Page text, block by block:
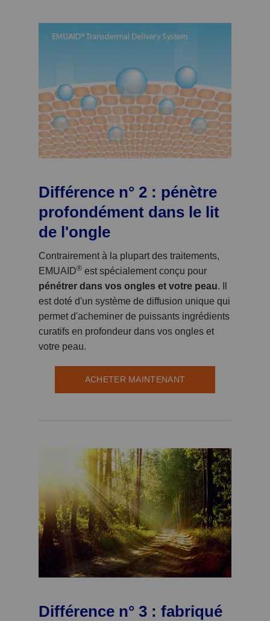
Différence n° 2 : pénètre
profondément dans le lit
de l'ongle
Contrairement à la plupart des traitements,
EMUAID® est spécialement conçu pour
pénétrer dans vos ongles et votre peau. Il
est doté d'un système de diffusion unique qui
permet d'acheminer de puissants ingrédients
curatifs en profondeur dans vos ongles et
votre peau.
ACHETER MAINTENANT
Différence n° 3 : fabriqué